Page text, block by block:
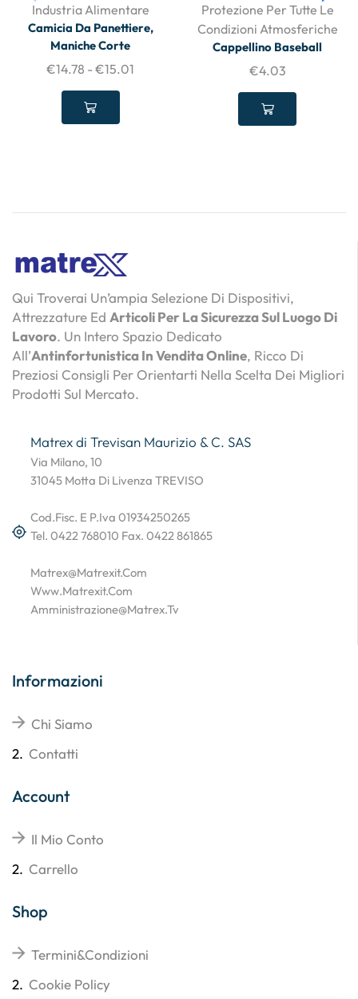
Industria Alimentare
Camicia Da Panettiere,
Maniche Corte
€14.78 -€15.01
Protezione Per Tutte Le
Condizioni Atmosferiche
Cappellino Baseball
€4.03
Qui Troverai Un’ampia Selezione Di Dispositivi,
Attrezzature Ed Articoli Per La Sicurezza Sul Luogo Di
Lavoro. Un Intero Spazio Dedicato
All’Antinfortunistica In Vendita Online, Ricco Di
Preziosi Consigli Per Orientarti Nella Scelta Dei Migliori
Prodotti Sul Mercato.
Matrex di Trevisan Maurizio & C. SAS
Via Milano, 10
31045 Motta Di Livenza TREVISO
Cod.Fisc. E P.Iva 01934250265
Tel. 0422 768010 Fax. 0422 861865
Matrex@matrexit.com
Www.matrexit.com
Amministrazione@matrex.tv
Informazioni
Chi Siamo
2. Contatti
Account
Il Mio Conto
2. Carrello
Shop
Termini&Condizioni
2. Cookie Policy